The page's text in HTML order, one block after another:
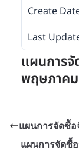
Create
Last
แผนการจั
พฤษภาค
แผนการจัดซื้อ
แผนการจัดซื้อ